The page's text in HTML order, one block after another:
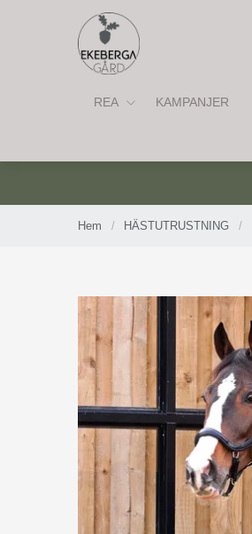
REA KAMPANJER
Hem / HÄSTUTRUSTNING /